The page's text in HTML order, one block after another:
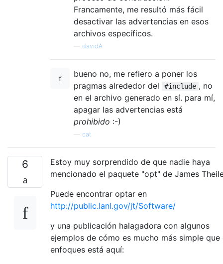
Francamente, me resultó más fácil
desactivar las advertencias en esos
archivos específicos.
davidA
bueno no, me refiero a poner los
pragmas alrededor del
#include , no
en el archivo generado en sí. para mí,
apagar las advertencias está
prohibido :-)
cat
6
Estoy muy sorprendido de que nadie haya
mencionado el paquete "opt" de James
Puede encontrar optar en
http://public.lanl.gov/jt/Software/
y una publicación halagadora con algunos
ejemplos de cómo es mucho más simple
enfoques está aquí: